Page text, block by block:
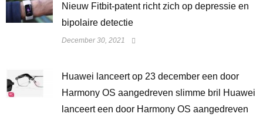
​Nieuw Fitbit-patent richt zich op depressie en
bipolaire detectie
December 30, 2021
Huawei lanceert op 23 december een door
Harmony OS aangedreven slimme bril Huawei
lanceert een door Harmony OS aangedreven